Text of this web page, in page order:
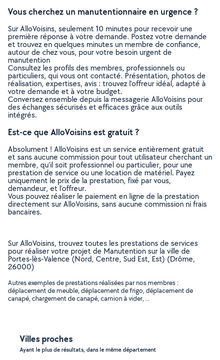
Vous cherchez un manutentionnaire en urgence ?
Sur AlloVoisins, seulement 10 minutes pour recevoir une
première réponse à votre demande. Postez votre demande
et trouvez en quelques minutes un membre de confiance,
autour de chez vous, pour votre besoin urgent de
manutention
Consultez les profils des membres, professionnels ou
particuliers, qui vous ont contacté. Présentation, photos de
réalisation, expertises, avis : trouvez l'offreur idéal, adapté à
votre demande et à votre budget.
Conversez ensemble depuis la messagerie AlloVoisins pour
des échanges sécurisés et efficaces grâce aux outils
intégrés.
Est-ce que AlloVoisins est gratuit ?
Absolument ! AlloVoisins est un service entièrement gratuit
et sans aucune commission pour tout utilisateur cherchant un
membre, qu’il soit professionnel ou particulier, pour une
prestation de service ou une location de matériel. Payez
uniquement le prix de la prestation, fixé par vous,
demandeur, et l’offreur.
Vous pouvez réaliser le paiement en ligne de la prestation
directement sur AlloVoisins, sans aucune commission ni frais
bancaires.
Sur AlloVoisins, trouvez toutes les prestations de services
pour réaliser votre projet de Manutention sur la ville de
Portes-lès-Valence (Nord, Centre, Sud Est, Est) (Drôme,
26000)
Autres exemples de prestations réalisées par nos membres :
déplacement de meuble, déplacement de frigo, déplacement de
canapé, chargement de canapé, camion à vider, ..
Villes proches
Ayant le plus de résultats, dans le même département